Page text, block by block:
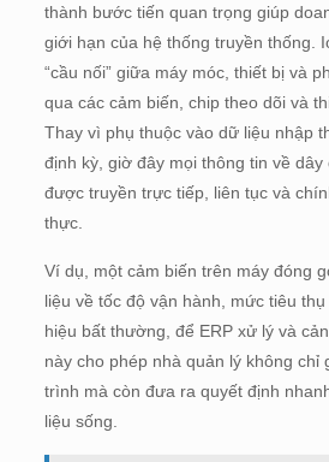
thành bước tiến quan trọng giúp
giới hạn của hệ thống truyền thống.
“cầu nối” giữa máy móc, thiết bị và
qua các cảm biến, chip theo dõi và
Thay vì phụ thuộc vào dữ liệu nhập
định kỳ, giờ đây mọi thông tin về dây
được truyền trực tiếp, liên tục và
thực.
Ví dụ, một cảm biến trên máy đóng
liệu về tốc độ vận hành, mức tiêu
hiệu bất thường, để ERP xử lý và
này cho phép nhà quản lý không chỉ
trình mà còn đưa ra quyết định
liệu sống.